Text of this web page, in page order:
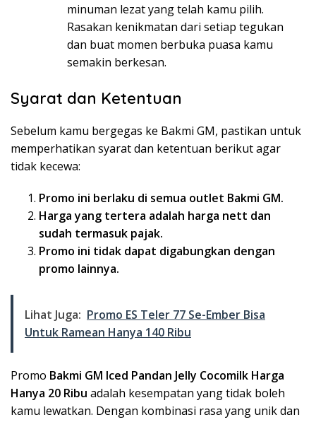
minuman lezat yang telah kamu pilih.
Rasakan kenikmatan dari setiap tegukan
dan buat momen berbuka puasa kamu
semakin berkesan.
Syarat dan Ketentuan
Sebelum kamu bergegas ke Bakmi GM, pastikan untuk
memperhatikan syarat dan ketentuan berikut agar
tidak kecewa:
Promo ini berlaku di semua outlet Bakmi GM.
Harga yang tertera adalah harga nett dan
sudah termasuk pajak.
Promo ini tidak dapat digabungkan dengan
promo lainnya.
Lihat Juga: Promo ES Teler 77 Se-Ember Bisa
Untuk Ramean Hanya 140 Ribu
Promo Bakmi GM Iced Pandan Jelly Cocomilk Harga
Hanya 20 Ribu adalah kesempatan yang tidak boleh
kamu lewatkan. Dengan kombinasi rasa yang unik dan